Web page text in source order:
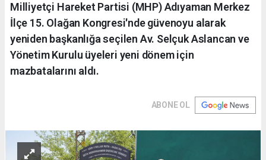
Milliyetçi Hareket Partisi (MHP) Adıyaman Merkez
İlçe 15. Olağan Kongresi'nde güvenoyu alarak
yeniden başkanlığa seçilen Av. Selçuk Aslancan ve
Yönetim Kurulu üyeleri yeni dönem için
mazbatalarını aldı.
ABONE OL